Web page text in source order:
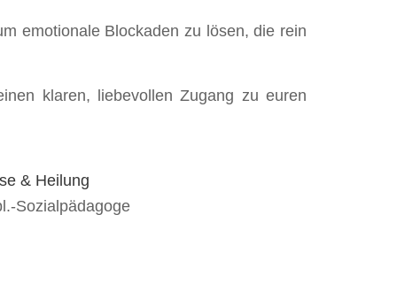
emotionale Blockaden zu lösen, die rein
klaren, liebevollen Zugang zu euren
Sozialpädagoge